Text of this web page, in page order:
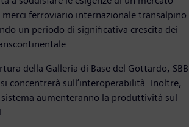
ferroviario internazionale transalpino
un periodo di significativa crescita dei
della Galleria di Base del Gottardo, SBB
concentrerà sull’interoperabilità. Inoltre,
aumenteranno la produttività sul